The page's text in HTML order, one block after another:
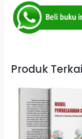
Produk